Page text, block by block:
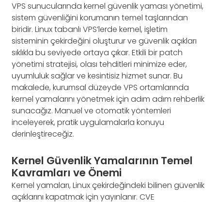
VPS sunucularında kernel güvenlik yaması yönetimi,
sistem güvenliğini korumanın temel taşlarından
biridir. Linux tabanlı VPS’lerde kernel, işletim
sisteminin çekirdeğini oluşturur ve güvenlik açıkları
sıklıkla bu seviyede ortaya çıkar. Etkili bir patch
yönetimi stratejisi, olası tehditleri minimize eder,
uyumluluk sağlar ve kesintisiz hizmet sunar. Bu
makalede, kurumsal düzeyde VPS ortamlarında
kernel yamalarını yönetmek için adım adım rehberlik
sunacağız. Manuel ve otomatik yöntemleri
inceleyerek, pratik uygulamalarla konuyu
derinleştireceğiz.
Kernel Güvenlik Yamalarının Temel
Kavramları ve Önemi
Kernel yamaları, Linux çekirdeğindeki bilinen güvenlik
açıklarını kapatmak için yayınlanır. CVE